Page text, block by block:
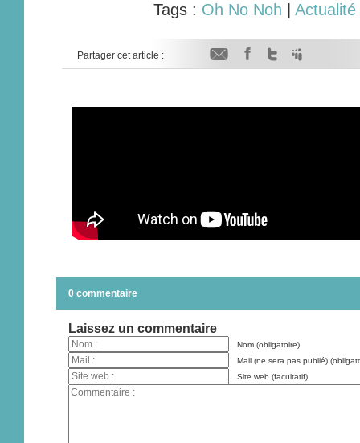
Tags : Oh No Noh Actualité
Partager cet article :
0 commentaire
Laissez un commentaire
Nom (obligatoire)
Mail (ne sera pas publié)
Site web (facultatif)